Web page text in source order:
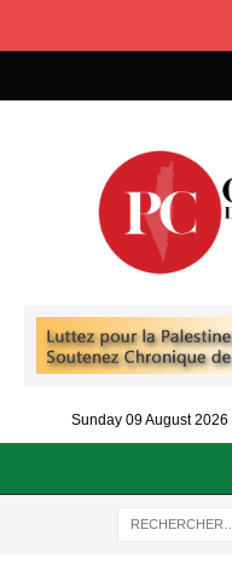
Sunday 09 August 2026